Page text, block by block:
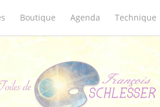
Boutique Agenda Technique